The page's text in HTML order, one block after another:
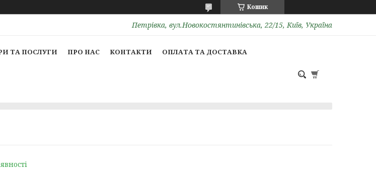
Кошик
Петрівка, вул.Новокостянтинівська, 22/15, Київ, Україна
ТА ПОСЛУГИ ПРО НАС КОНТАКТИ ОПЛАТА ТА ДОСТАВКА